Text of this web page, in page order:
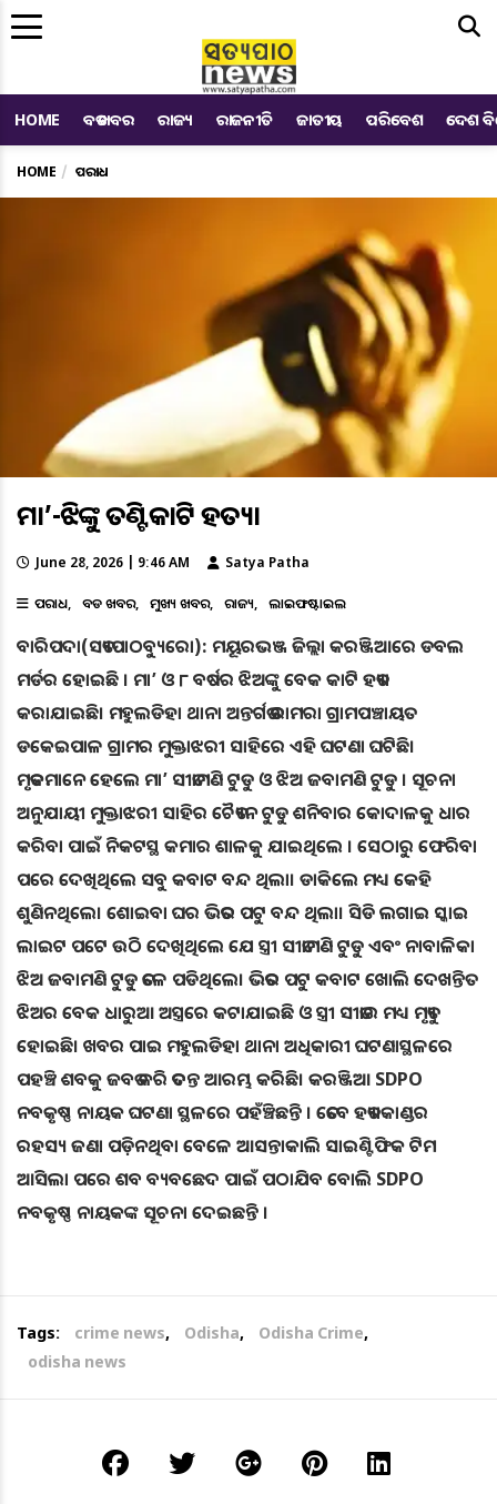
HOME ବଡ ଖବର ରାଜ୍ୟ ରାଜନୀତି ଜାତୀୟ ପରିବେଶ ଦେଶ
HOME ଅପରାଧ
ମା’-ଝିଅଙ୍କୁ ତଣ୍ଟିକାଟି ହତ୍ୟା
June 28, 2026 | 9:46 AM Satya Patha
ଅପରାଧ ବଡ ଖବର ମୁଖ୍ୟ ଖବର ରାଜ୍ୟ ଲାଇଫଷ୍ଟାଇଲ
ବାରିପଦା(ସତ୍ୟପାଠବ୍ୟୁରୋ): ମୟୂରଭଞ୍ଜ ଜିଲ୍ଲା କରଞ୍ଜିଆରେ ଡବଲ
ମର୍ଡର ହୋଇଛି । ମା’ ଓ ୮ ବର୍ଷର ଝିଅଙ୍କୁ ବେକ କାଟି ହତ୍ୟା
କରାଯାଇଛି। ମହୁଲଡିହା ଥାନା ଅନ୍ତର୍ଗତ ତରାମରା ଗ୍ରାମପଞ୍ଚାୟତ
ଡକେଇପାଳ ଗ୍ରାମର ମୁକ୍ତାଝରୀ ସାହିରେ ଏହି ଘଟଣା ଘଟିଛି।
ମୃତକମାନେ ହେଲେ ମା’ ସୀତାମଣି ଟୁଡୁ ଓ ଝିଅ ଜବାମଣି ଟୁଡୁ । ସୂଚନା
ଅନୁଯାୟୀ ମୁକ୍ତାଝରୀ ସାହିର ଚୈତ୍ୟନ ଟୁଡୁ ଶନିବାର କୋଦାଳକୁ ଧାର
କରିବା ପାଇଁ ନିକଟସ୍ଥ କମାର ଶାଳକୁ ଯାଇଥିଲେ । ସେଠାରୁ ଫେରିବା
ପରେ ଦେଖିଥିଲେ ସବୁ କବାଟ ବନ୍ଦ ଥିଲା। ଡାକିଲେ ମଧ୍ୟ କେହି
ଶୁଣିନଥିଲେ। ଶୋଇବା ଘର ଭିତର ପଟୁ ବନ୍ଦ ଥିଲା। ସିଡି ଲଗାଇ ସ୍କାଇ
ଲାଇଟ ପଟେ ଉଠି ଦେଖିଥିଲେ ଯେ ସ୍ତ୍ରୀ ସୀତାମଣି ଟୁଡୁ ଏବଂ ନାବାଳିକା
ଝିଅ ଜବାମଣି ଟୁଡୁ ତଳେ ପଡିଥିଲେ। ଭିତର ପଟୁ କବାଟ ଖୋଲି ଦେଖନ୍ତିତ
ଝିଅର ବେକ ଧାରୁଆ ଅସ୍ତ୍ରରେ କଟାଯାଇଛି ଓ ସ୍ତ୍ରୀ ସୀତାର ମଧ୍ୟ ମୃତ୍ୟୁ
ହୋଇଛି। ଖବର ପାଇ ମହୁଲଡିହା ଥାନା ଅଧିକାରୀ ଘଟଣାସ୍ଥଳରେ
ପହଞ୍ଚି ଶବକୁ ଜବତ କରି ତଦନ୍ତ ଆରମ୍ଭ କରିଛି। କରଞ୍ଜିଆ SDPO
ନବକୃଷ୍ଣ ନାୟକ ଘଟଣା ସ୍ଥଳରେ ପହଁଞ୍ଚିଛନ୍ତି । ତେବେ ହତ୍ୟାକାଣ୍ଡର
ରହସ୍ୟ ଜଣା ପଡ଼ିନଥିବା ବେଳେ ଆସନ୍ତାକାଲି ସାଇଣ୍ଟିଫିକ ଟିମ
ଆସିଲା ପରେ ଶବ ବ୍ୟବଛେଦ ପାଇଁ ପଠାଯିବ ବୋଲି SDPO
ନବକୃଷ୍ଣ ନାୟକଙ୍କ ସୂଚନା ଦେଇଛନ୍ତି ।
Tags: crime news, Odisha, Odisha Crime,
odisha news